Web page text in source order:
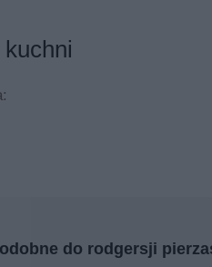
do rodgersji